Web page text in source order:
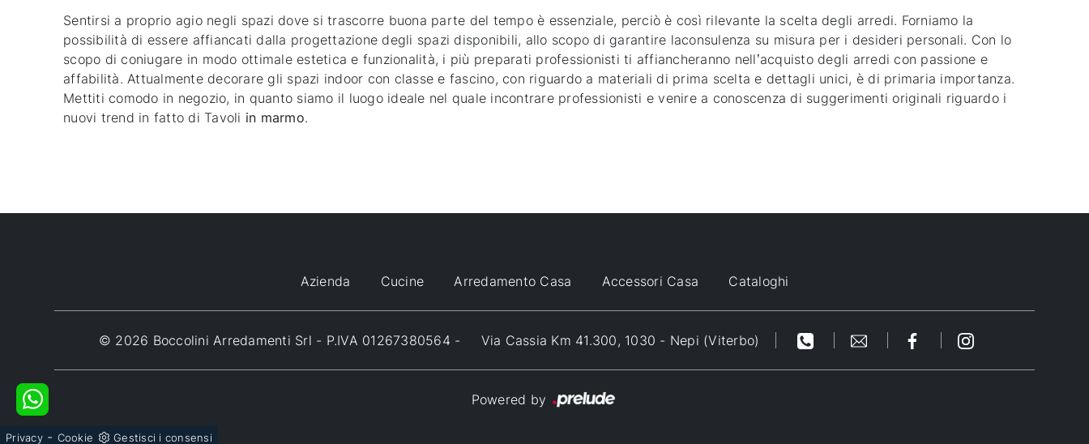
Sentirsi a proprio agio negli spazi dove si trascorre buona parte del tempo è essenziale, perciò è così rilevante la scelta degli arredi. Forniamo la
possibilità di essere affiancati dalla progettazione degli spazi disponibili, allo scopo di garantire laconsulenza su misura per i desideri personali. Con lo
scopo di coniugare in modo ottimale estetica e funzionalità, i più preparati professionisti ti affiancheranno nell’acquisto degli arredi con passione e
affabilità. Attualmente decorare gli spazi indoor con classe e fascino, con riguardo a materiali di prima scelta e dettagli unici, è di primaria importanza.
Mettiti comodo in negozio, in quanto siamo il luogo ideale nel quale incontrare professionisti e venire a conoscenza di suggerimenti originali riguardo i
nuovi trend in fatto di Tavoli in marmo.
Azienda Cucine Arredamento Casa Accessori Casa Cataloghi
© 2026 Boccolini Arredamenti Srl - P.IVA 01267380564 - Via Cassia Km 41.300, 1030 - Nepi (Viterbo)
Powered by
Privacy- Cookie Gestisci i consensi